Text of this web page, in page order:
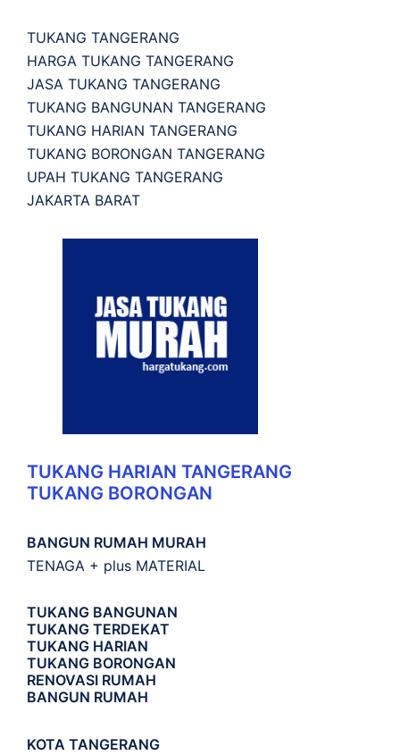
TUKANG TANGERANG
HARGA TUKANG TANGERANG
JASA TUKANG TANGERANG
TUKANG BANGUNAN TANGERANG
TUKANG HARIAN TANGERANG
TUKANG BORONGAN TANGERANG
UPAH TUKANG TANGERANG
JAKARTA BARAT
TUKANG HARIAN TANGERANG
TUKANG BORONGAN
BANGUN RUMAH MURAH
TENAGA + plus MATERIAL
TUKANG BANGUNAN
TUKANG TERDEKAT
TUKANG HARIAN
TUKANG BORONGAN
RENOVASI RUMAH
BANGUN RUMAH
KOTA TANGERANG